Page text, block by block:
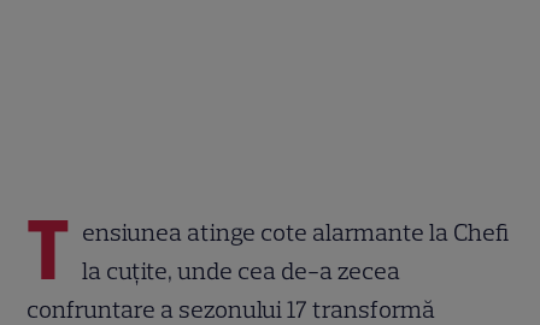
T ensiunea atinge cote alarmante la Chefi
la cuțite, unde cea de-a zecea
confruntare a sezonului 17 transformă